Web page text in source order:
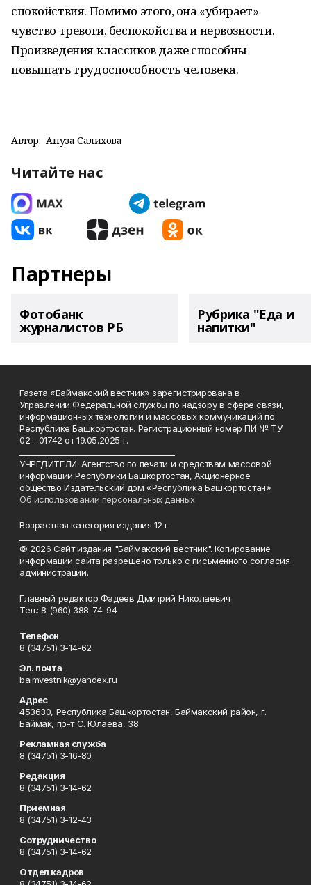
спокойствия. Помимо этого, она «убирает»
чувство тревоги, беспокойства и нервозности.
Произведения классиков даже способны
повышать трудоспособность человека.
Автор: Ануза Салихова
Читайте нас
Партнеры
Фотобанк
журналистов РБ
Рубрика "Еда и
напитки"
Газета «Баймакский вестник» зарегистрирована в
Управлении Федеральной службы по надзору в сфере связи,
информационных технологий и массовых коммуникаций по
Республике Башкортостан. Регистрационный номер ПИ № ТУ
02 - 01742 от 19.05.2025 г.
УЧРЕДИТЕЛИ: Агентство по печати и средствам массовой
информации Республики Башкортостан, Акционерное
общество Издательский дом «Республика Башкортостан»
Об использовании персональных данных
Возрастная категория издания 12+
© 2026 Сайт издания "Баймакский вестник". Копирование
информации сайта разрешено только с письменного согласия
администрации.
Главный редактор Фадеев Дмитрий Николаевич
Тел.: 8 (960) 388-74-94
Телефон
8 (34751) 3-14-62
Эл. почта
baimvestnik@yandex.ru
Адрес
453630, Республика Башкортостан, Баймакский район, г.
Баймак, пр-т С. Юлаева, 38
Рекламная служба
8 (34751) 3-16-80
Редакция
8 (34751) 3-14-62
Приемная
8 (34751) 3-12-43
Сотрудничество
8 (34751) 3-14-62
Отдел кадров